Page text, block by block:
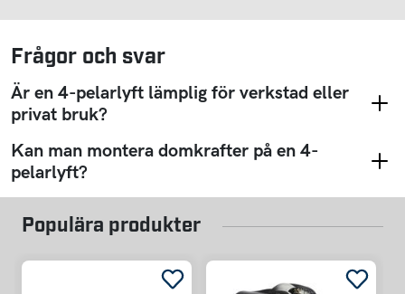
Frågor och svar
Är en 4-pelarlyft lämplig för verkstad eller
privat bruk?
Kan man montera domkrafter på en 4-
pelarlyft?
Populära produkter